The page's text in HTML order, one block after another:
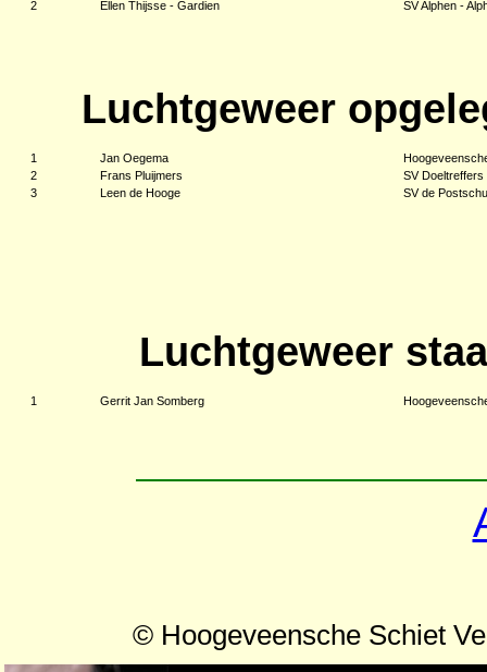
2
Ellen Thijsse - Gardien SV Alphen -
Luchtgeweer
1 Jan Oegema
2
Frans Pluijmers
SV Doeltreffers
3
Leen de Hooge SV de
Luchtgeweer
1 Gerrit Jan Somberg
© Hoogeveensche Schiet